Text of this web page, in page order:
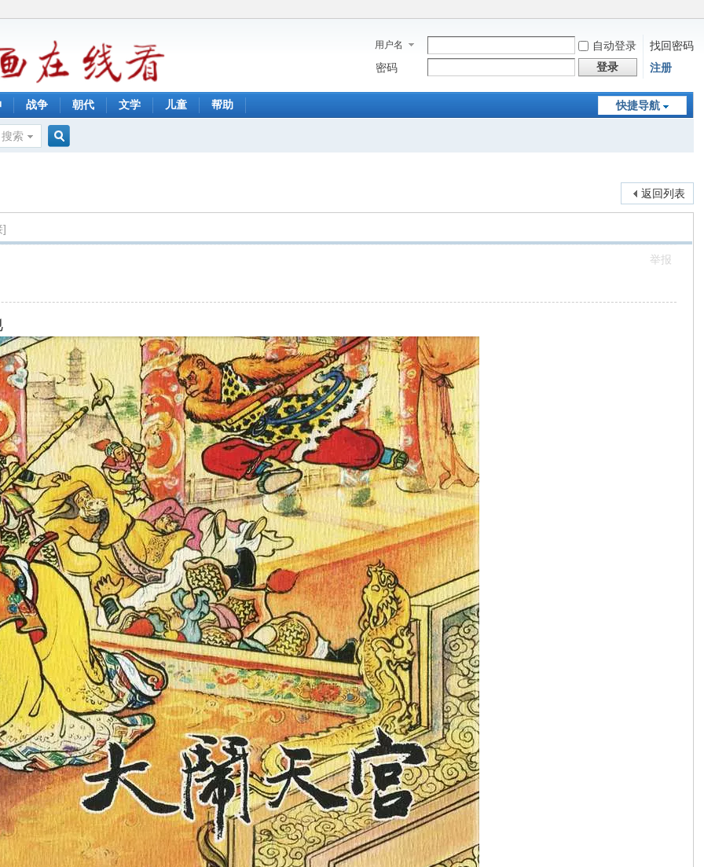
用户名 自动登录
找回密码
密码
登录 注册
快捷导航
战争 朝代 文学 儿童 帮助
搜索
返回列表
]
举报